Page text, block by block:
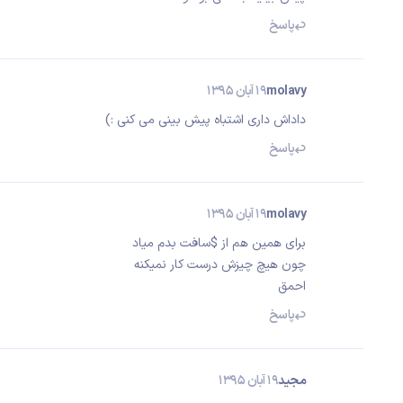
پاسخ
molavy19 آبان 1395
داداش داری اشتباه پیش بینی می کنی :)
پاسخ
molavy19 آبان 1395
برای همین هم از $سافت بدم میاد
چون هیچ چیزش درست کار نمیکنه
احمق
پاسخ
مجید19 آبان 1395